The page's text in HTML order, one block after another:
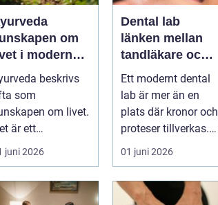
om
i modern
beskrivs
som
om livet.
är ett
som
balans,
och...
juni 2026
Dental lab
länken mellan
tandläkare och
hållbara leenden
Ett modernt dental
lab är mer än en
plats där kronor och
proteser tillverkas.
Det är en teknisk
och ...
01 juni 2026